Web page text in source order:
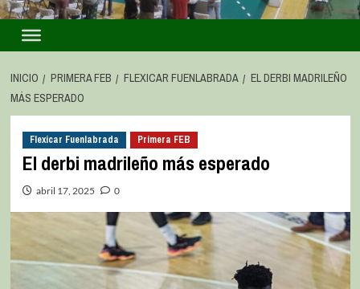
INICIO PRIMERA FEB FLEXICAR FUENLABRADA
EL DERBI MADRILEÑO
MÁS ESPERADO
Flexicar Fuenlabrada Primera FEB
El derbi madrileño más esperado
abril 17, 2025 0